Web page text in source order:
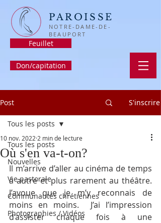
PAROISSE
NOTRE-DAME-DE-
BEAUPORT
Feuillet
Don/capitation
Post S'inscrire
Tous les posts
Nouvelles
Vie pastorale
Communautés chrétiennes
Photographies / Vidéos
Tous les posts
Où s'en va-t-on?
10 nov. 2022 2 min de lecture
Il m’arrive d’aller au cinéma de temps
à autre et plus rarement au théâtre.
J’avoue que je m’y reconnais de
moins en moins.  J’ai l’impression
d’assister chaque fois à une